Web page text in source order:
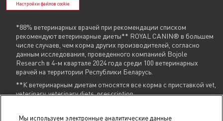
Настройки файлов cookie
*88% ветеринарных врачей при рекомендации списком
рекомендуют ветеринарные диеты** ROYAL CANIN® в большем
числе случаев, чем корма других производителей, согласно
данным исследования, проведенного компанией Bojole
Research в 4-м квартале 2024 года среди 100 ветеринарных
врачей на территории Республики Беларусь.
**К ветеринарным диетам относятся все корма с приставкой vet,
veterinary, veterinary diets, prescription
Указанные контакты ( +375 29 604 86 86,info@royalcanin.by) являются в том
Мы используем электронные аналитические данные